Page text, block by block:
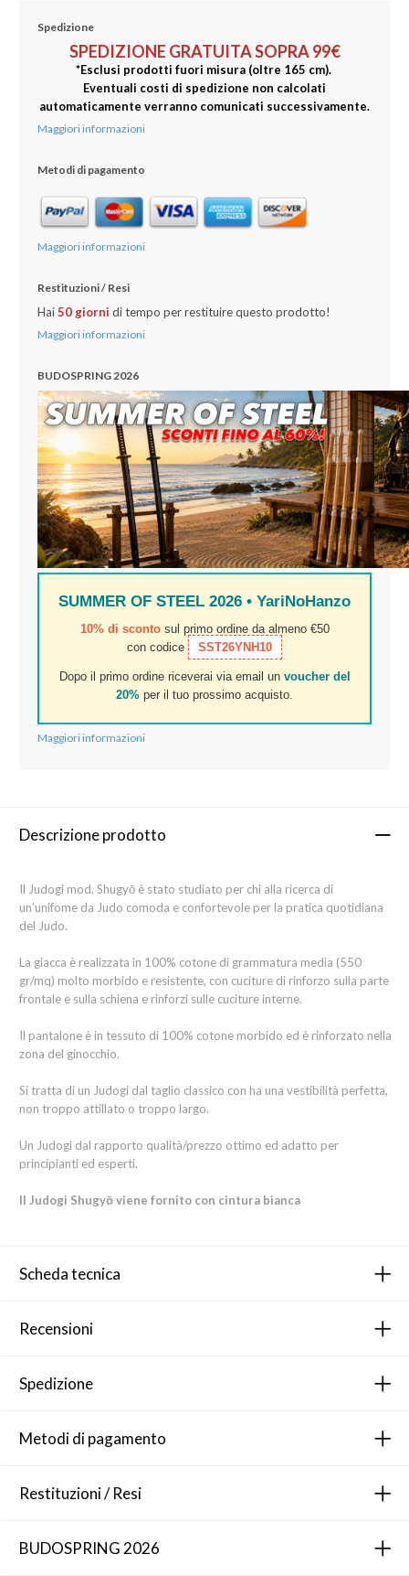
Spedizione
SPEDIZIONE GRATUITA SOPRA 99€
*Esclusi prodotti fuori misura (oltre 165 cm).
Eventuali costi di spedizione non calcolati
automaticamente verranno comunicati successivamente.
Maggiori informazioni
Metodi di pagamento
Maggiori informazioni
Restituzioni / Resi
Hai50 giorni di tempo per restituire questo prodotto!
Maggiori informazioni
BUDOSPRING 2026
SUMMER OF STEEL 2026 • YariNoHanzo
10% di scontosul primo ordine da almeno €50
con codice
SST26YNH10
Dopo il primo ordine riceverai via email un voucher del
20% per il tuo prossimo acquisto.
Maggiori informazioni
Descrizione prodotto
Il Judogi mod. Shugyō è stato studiato per chi alla ricerca di
un’unifome da Judo comoda e confortevole per la pratica quotidiana
del Judo.
La giacca è realizzata in 100% cotone di grammatura media (550
gr/mq) molto morbido e resistente, con cuciture di rinforzo sulla parte
frontale e sulla schiena e rinforzi sulle cuciture interne.
Il pantalone è in tessuto di 100% cotone morbido ed è rinforzato nella
zona del ginocchio.
Si tratta di un Judogi dal taglio classico con ha una vestibilità perfetta,
non troppo attillato o troppo largo.
Un Judogi dal rapporto qualità/prezzo ottimo ed adatto per
principianti ed esperti.
Il Judogi Shugyō viene fornito con cintura bianca
Scheda tecnica
Recensioni
Spedizione
Metodi di pagamento
Restituzioni / Resi
BUDOSPRING 2026